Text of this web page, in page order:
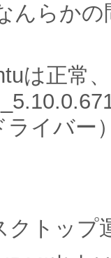
んらか
は正常
イバー
クトップ